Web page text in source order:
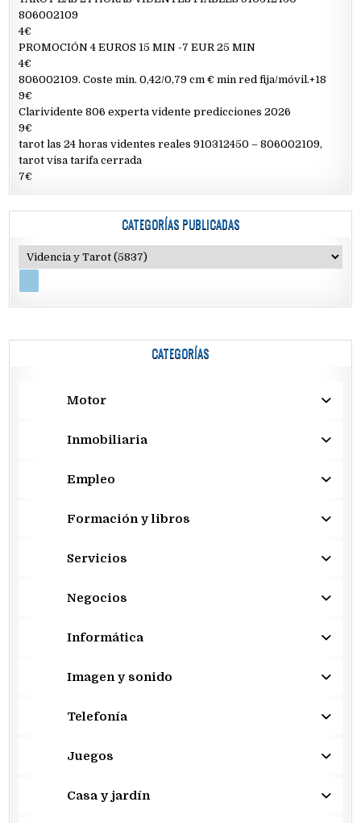
806002109
4€
PROMOCIÓN 4 EUROS 15 MIN -7 EUR 25 MIN
4€
806002109. Coste min. 0,42/0,79 cm € min red fija/móvil.+18
9€
Clarividente 806 experta vidente predicciones 2026
9€
tarot las 24 horas videntes reales 910312450 – 806002109,
tarot visa tarifa cerrada
7€
CATEGORÍAS PUBLICADAS
CATEGORÍAS
Motor
Inmobiliaria
Empleo
Formación y libros
Servicios
Negocios
Informática
Imagen y sonido
Telefonía
Juegos
Casa y jardín